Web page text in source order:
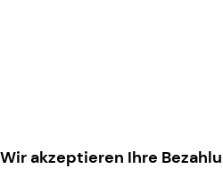
Wir akzeptieren Ihre